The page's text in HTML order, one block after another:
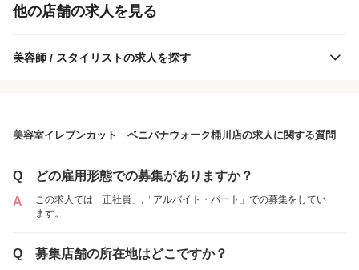
各店舗の特色（詳しい給与、一緒に働くスタッフ、サービスメニュー、客層
など）が見られます
各店舗の特色（詳しい給与、一緒に働くスタッフ、サービスメニュー、客層
1件の店舗
アルバイト・
他の店舗の求人を見る
美容師 / スタイリストの求人を探す
美容室イレブンカット ベニバナウォーク桶川店の求人に関する質問
Q
どの雇用形態での募集がありますか？
A
この求人では「正社員」,「アルバイト・パート」での募集をしてい
ます。
Q
募集店舗の所在地はどこですか？